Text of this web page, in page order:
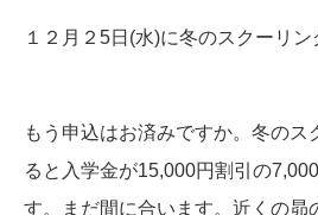
１２月２5日(水)に冬のスクーリン
もう申込はお済みですか。冬のス
ると入学金が15,000円割引の
す。まだ間に合います。近くの昴